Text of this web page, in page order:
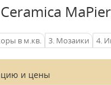
в м.кв. 3. Мозаики 4.
и цены